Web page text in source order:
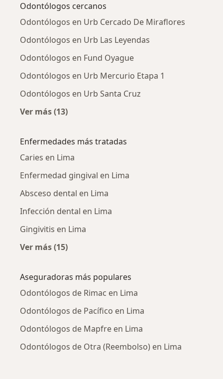
Odontólogos cercanos
Odontólogos en Urb Cercado De Miraflores
Odontólogos en Urb Las Leyendas
Odontólogos en Fund Oyague
Odontólogos en Urb Mercurio Etapa 1
Odontólogos en Urb Santa Cruz
Ver más (13)
Enfermedades más tratadas
Caries en Lima
Enfermedad gingival en Lima
Absceso dental en Lima
Infección dental en Lima
Gingivitis en Lima
Ver más (15)
Aseguradoras más populares
Odontólogos de Rimac en Lima
Odontólogos de Pacífico en Lima
Odontólogos de Mapfre en Lima
Odontólogos de Otra (Reembolso) en Lima